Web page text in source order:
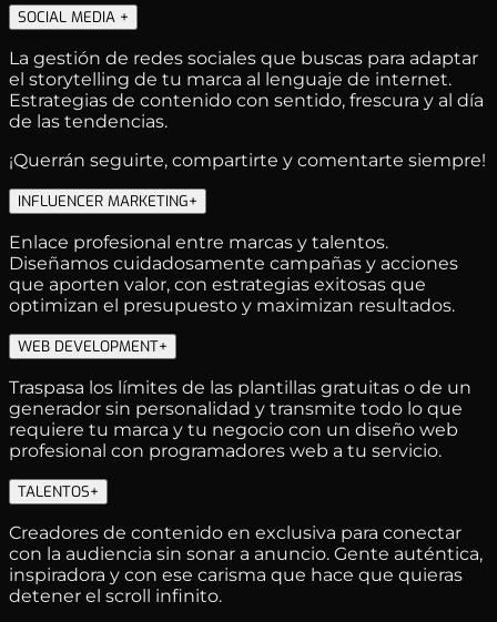
SOCIAL MEDIA +
La gestión de redes sociales que buscas para adaptar
el storytelling de tu marca al lenguaje de internet.
Estrategias de contenido con sentido, frescura y al día
de las tendencias.
¡Querrán seguirte, compartirte y comentarte siempre!
INFLUENCER MARKETING+
Enlace profesional entre marcas y talentos.
Diseñamos cuidadosamente campañas y acciones
que aporten valor, con estrategias exitosas que
optimizan el presupuesto y maximizan resultados.
WEB DEVELOPMENT+
Traspasa los límites de las plantillas gratuitas o de un
generador sin personalidad y transmite todo lo que
requiere tu marca y tu negocio con un diseño web
profesional con programadores web a tu servicio.
TALENTOS+
Creadores de contenido en exclusiva para conectar
con la audiencia sin sonar a anuncio. Gente auténtica,
inspiradora y con ese carisma que hace que quieras
detener el scroll infinito.